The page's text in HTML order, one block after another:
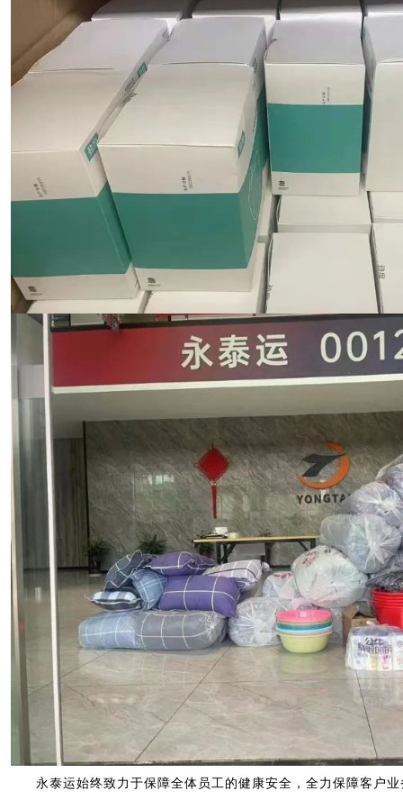
永泰运始终致力于保障全体员工的健康安全，全力保障客户